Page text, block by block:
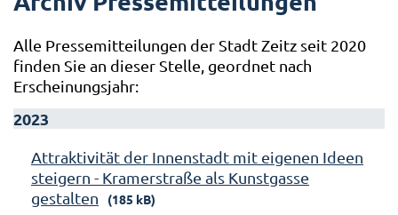
Alle Pressemitteilungen der Stadt Zeitz seit 2020
finden Sie an dieser Stelle, geordnet nach
Erscheinungsjahr:
2023
Attraktivität der Innenstadt mit eigenen Ideen
steigern - Kramerstraße als Kunstgasse
gestalten
(185 kB)